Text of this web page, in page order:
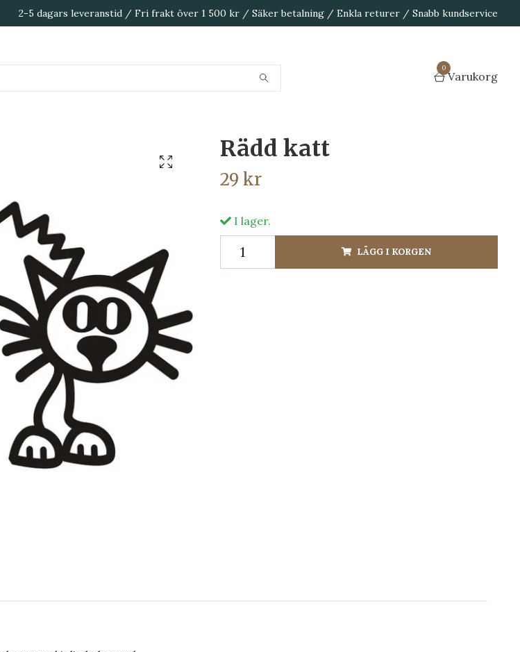
2-5 dagars leveranstid / Fri frakt över 1 500 kr / Säker betalning / Enkla returer / Snabb kundservice
0
Varukorg
Rädd katt
29 kr
I lager.
LÄGG I KORGEN